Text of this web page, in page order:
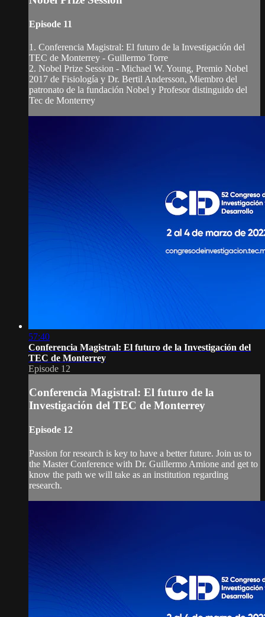
Episode 11
1. Conferencia Magistral: El futuro de la Investigación del
TEC de Monterrey - Guillermo Torre
2. Nobel Prize Session - Michael W. Young, Premio Nobel
2017 de Fisiología y Dr. Bertil Andersson, Miembro del
patronato de la fundación Nobel y Profesor distinguido del
Tec de Monterrey
57:40
Conferencia Magistral: El futuro de la Investigación del
TEC de Monterrey
Episode 12
Conferencia Magistral: El futuro de la
Investigación del TEC de Monterrey
Episode 12
Passion for research is key to have a better future. Join us to
the Master Conference with Dr. Guillermo Amione and get to
know the path we will take as an institution regarding
research.